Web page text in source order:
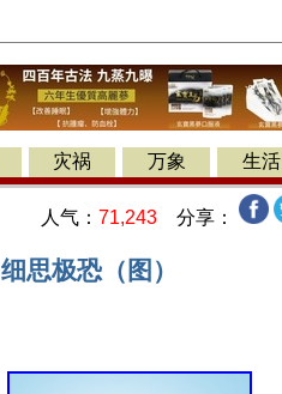
灾祸 万象 生活
人气： 71,243 分享：
思极恐（图）